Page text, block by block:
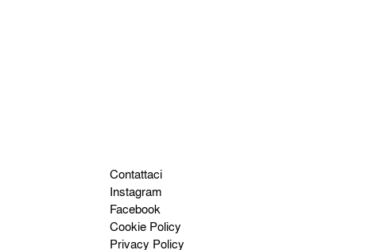
Contattaci
Instagram
Facebook
Cookie Policy
Privacy Policy